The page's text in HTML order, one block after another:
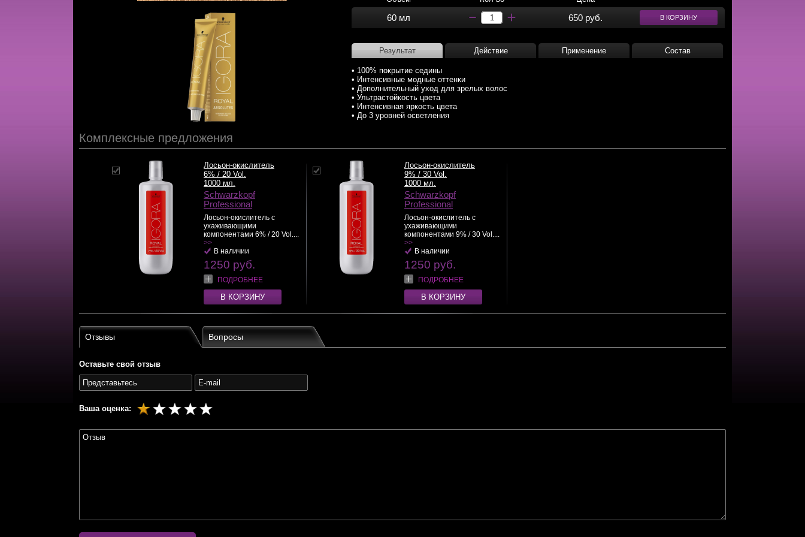
60 мл 650 руб. В КОРЗИНУ
Результат Действие Применение Состав
• 100% покрытие седины
• Интенсивные модные оттенки
• Дополнительный уход для зрелых волос
• Ультрастойкость цвета
• Интенсивная яркость цвета
• До 3 уровней осветления
Комплексные предложения
Лосьон-окислитель
6% / 20 Vol.
1000 мл.
Schwarzkopf
Professional
Лосьон-окислитель с
ухаживающими
компонентами 6% / 20 Vol....
>>
В наличии
1250 руб.
ПОДРОБНЕЕ
В КОРЗИНУ
Лосьон-окислитель
9% / 30 Vol.
1000 мл.
Schwarzkopf
Professional
Лосьон-окислитель с
ухаживающими
компонентами 9% / 30 Vol....
>>
В наличии
1250 руб.
ПОДРОБНЕЕ
В КОРЗИНУ
Отзывы Вопросы
Оставьте свой отзыв
Ваша оценка: